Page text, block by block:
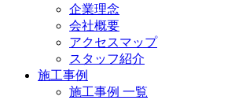
企業理念
会社概要
アクセスマップ
スタッフ紹介
施工事例
施工事例 一覧